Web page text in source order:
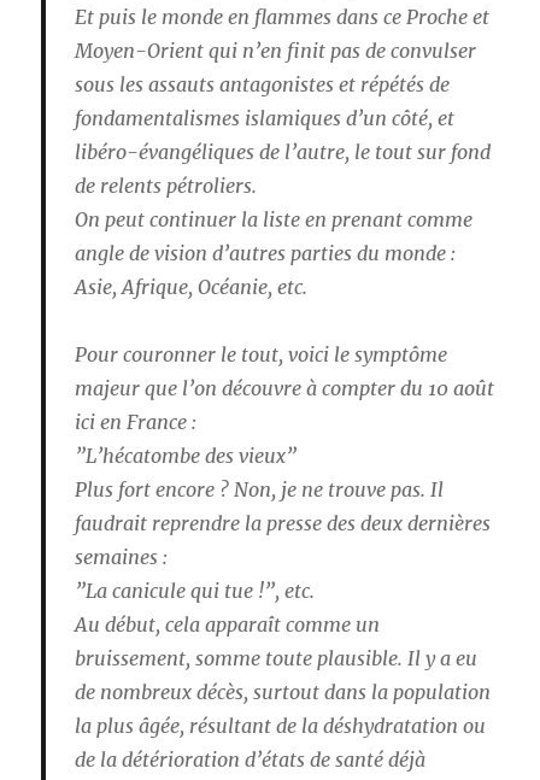
Et puis le monde en flammes dans ce Proche et
Moyen-Orient qui n’en finit pas de convulser
sous les assauts antagonistes et répétés de
fondamentalismes islamiques d’un côté, et
libéro-évangéliques de l’autre, le tout sur fond
de relents pétroliers.
On peut continuer la liste en prenant comme
angle de vision d’autres parties du monde :
Asie, Afrique, Océanie, etc.
Pour couronner le tout, voici le symptôme
majeur que l’on découvre à compter du 10 août
ici en France :
”L’hécatombe des vieux”
Plus fort encore ? Non, je ne trouve pas. Il
faudrait reprendre la presse des deux dernières
semaines :
”La canicule qui tue !”, etc.
Au début, cela apparaît comme un
bruissement, somme toute plausible. Il y a eu
de nombreux décès, surtout dans la population
la plus âgée, résultant de la déshydratation ou
de la détérioration d’états de santé déjà